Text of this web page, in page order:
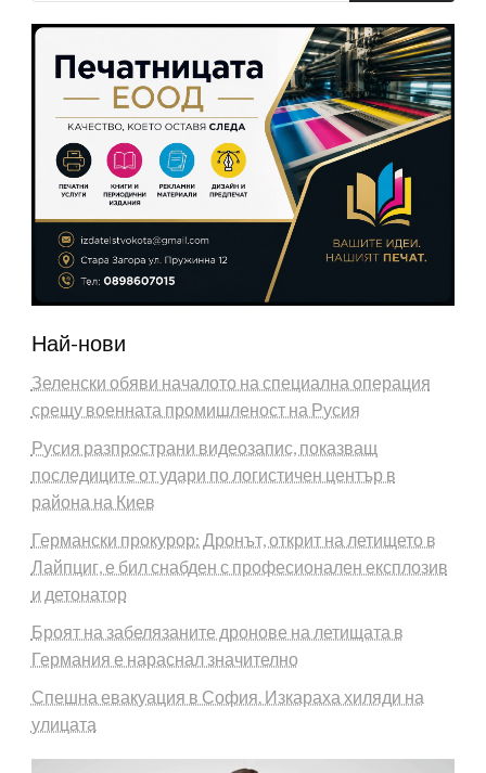
Най-нови
Зеленски обяви началото на специална операция
срещу военната промишленост на Русия
Русия разпространи видеозапис, показващ
последиците от удари по логистичен център в
района на Киев
Германски прокурор: Дронът, открит на летището в
Лайпциг, е бил снабден с професионален експлозив
и детонатор
Броят на забелязаните дронове на летищата в
Германия е нараснал значително
Спешна евакуация в София. Изкараха хиляди на
улицата